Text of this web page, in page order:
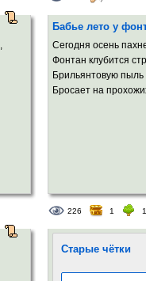
Бабье лето у
Сегодня осень
Фонтан клубится
Брильянтовую
Бросает на
226 1 1
Старые чётки